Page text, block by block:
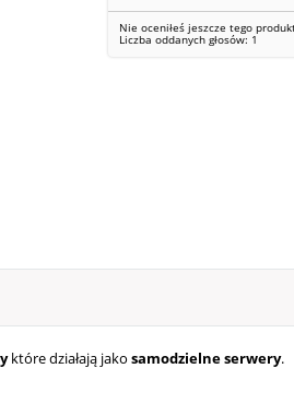
Nie oceniłeś jeszcze tego
Liczba oddanych głosów: 1
które działają jako samodzielne serwery.